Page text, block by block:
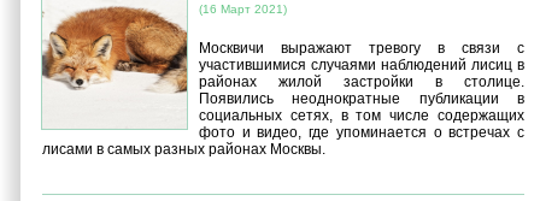
(16 Март 2021)
Москвичи выражают тревогу в связи с
участившимися случаями наблюдений лисиц в
районах жилой застройки в столице.
Появились неоднократные публикации в
социальных сетях, в том числе содержащих
фото и видео, где упоминается о встречах с
лисами в самых разных районах Москвы.